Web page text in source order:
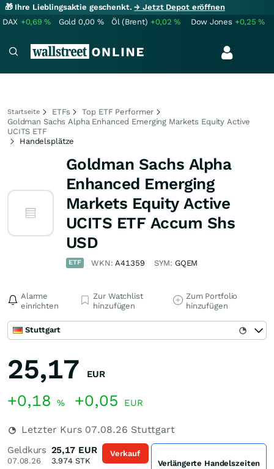
🎁 Ihre Lieblingsaktie geschenkt.→ Jetzt Depot eröffnen
DAX +0,69% Gold 0,00 % Öl (Brent) +0,02% Dow Jones +0,25%
Startseite ETFs
Top ETF Performer
Goldman Sachs Alpha Enhanced Emerging Markets Equity Active
UCITS ETF
Handelsplätze
Goldman Sachs Alpha
Enhanced Emerging
Markets Equity Active
UCITS ETF Accum Shs
USD
ETF WKN:A41359 SYM: GQEM
Alarme
einrichten
Zur Watchlist
hinzufügen
Zum Portfolio
hinzufügen
Stuttgart
25,17 EUR
+0,18 % +0,05 EUR
Letzter Kurs 07.08.26 Stuttgart
Geldkurs
07.08.26
25,17 EUR
3.974STK
Verkauf
Verlängerte Handelszeiten